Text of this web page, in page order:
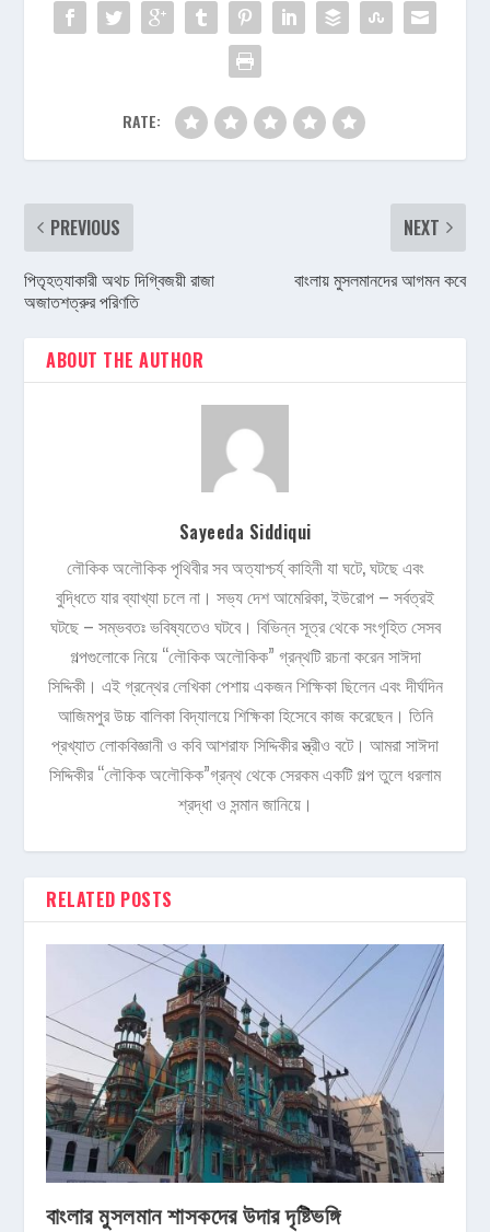
RATE:
PREVIOUS
পিতৃহত্যাকারী অথচ দিগ্বিজয়ী রাজা
অজাতশত্রুর পরিণতি
NEXT
বাংলায় মুসলমানদের আগমন কবে
ABOUT THE AUTHOR
Sayeeda Siddiqui
লৌকিক অলৌকিক পৃথিবীর সব অত্যাশ্চর্য্ কাহিনী যা ঘটে, ঘটছে এবং
বুদ্ধিতে যার ব্যাখ্যা চলে না। সভ্য দেশ আমেরিকা, ইউরোপ – সর্বত্রই
ঘটছে – সম্ভবতঃ ভবিষ্যতেও ঘটবে। বিভিন্ন সূত্র থেকে সংগৃহিত সেসব
গল্পগুলোকে নিয়ে “লৌকিক অলৌকিক” গ্রন্থটি রচনা করেন সাঈদা
সিদ্দিকী। এই গ্রন্থের লেখিকা পেশায় একজন শিক্ষিকা ছিলেন এবং দীর্ঘদিন
আজিমপুর উচ্চ বালিকা বিদ্যালয়ে শিক্ষিকা হিসেবে কাজ করেছেন। তিনি
প্রখ্যাত লোকবিজ্ঞানী ও কবি আশরাফ সিদ্দিকীর স্ত্রীও বটে। আমরা সাঈদা
সিদ্দিকীর “লৌকিক অলৌকিক”গ্রন্থ থেকে সেরকম একটি গল্প তুলে ধরলাম
শ্রদ্ধা ও সন্মান জানিয়ে।
RELATED POSTS
বাংলার মুসলমান শাসকদের উদার দৃষ্টিভঙ্গি